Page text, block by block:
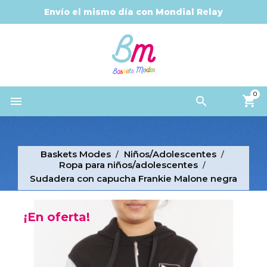
Envío el mismo día con Mondial Relay


0
Baskets Modes
Niños/Adolescentes
Ropa para niños/adolescentes
Sudadera con capucha Frankie Malone negra
¡En oferta!